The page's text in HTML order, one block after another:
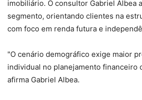
imobiliário. O consultor Gabriel Albea
segmento, orientando clientes na
com foco em renda futura e
"O cenário demográfico exige maior
individual no planejamento financeiro
afirma Gabriel Albea.